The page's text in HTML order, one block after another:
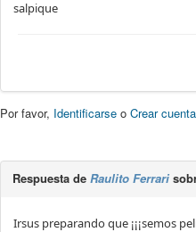
salpique
Por favor, Identificarse oCrear cuenta
Respuesta deRaulito Ferrari
Irsus preparando que ¡¡¡semos